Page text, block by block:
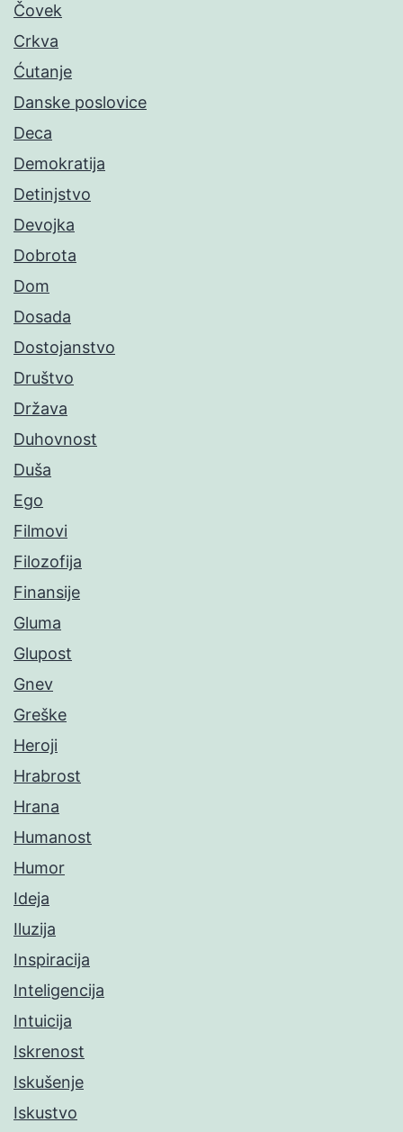
Čovek
Crkva
Ćutanje
Danske poslovice
Deca
Demokratija
Detinjstvo
Devojka
Dobrota
Dom
Dosada
Dostojanstvo
Društvo
Država
Duhovnost
Duša
Ego
Filmovi
Filozofija
Finansije
Gluma
Glupost
Gnev
Greške
Heroji
Hrabrost
Hrana
Humanost
Humor
Ideja
Iluzija
Inspiracija
Inteligencija
Intuicija
Iskrenost
Iskušenje
Iskustvo